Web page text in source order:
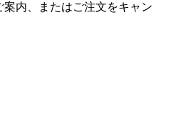
内、またはご注文をキャン